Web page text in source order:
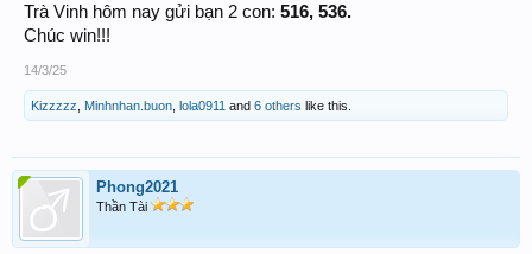
Trà Vinh hôm nay gửi bạn 2 con: 516, 536.
Chúc win!!!
14/3/25
Kizzzzz Minhnhan.buon lola0911 and 6 others like this.
Phong2021
Thần Tài